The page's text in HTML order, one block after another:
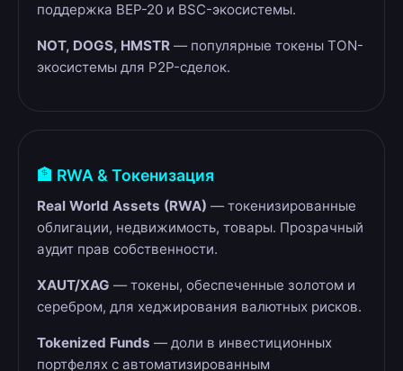
поддержка BEP-20 и BSC-экосистемы.
NOT, DOGS, HMSTR — популярные токены TON-
экосистемы для P2P-сделок.
🏦 RWA & Токенизация
Real World Assets (RWA) — токенизированные
облигации, недвижимость, товары. Прозрачный
аудит прав собственности.
XAUT/XAG — токены, обеспеченные золотом и
серебром, для хеджирования валютных рисков.
Tokenized Funds — доли в инвестиционных
портфелях с автоматизированным